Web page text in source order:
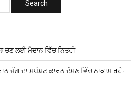
ਚੋਣ ਲਈ ਮੈਦਾਨ ਵਿੱਚ ਨਿਤਰੀ
ਜੰਗ ਦਾ ਸਪੱਸ਼ਟ ਕਾਰਨ ਦੱਸਣ ਵਿੱਚ ਨਾਕਾਮ ਰਹੇ-